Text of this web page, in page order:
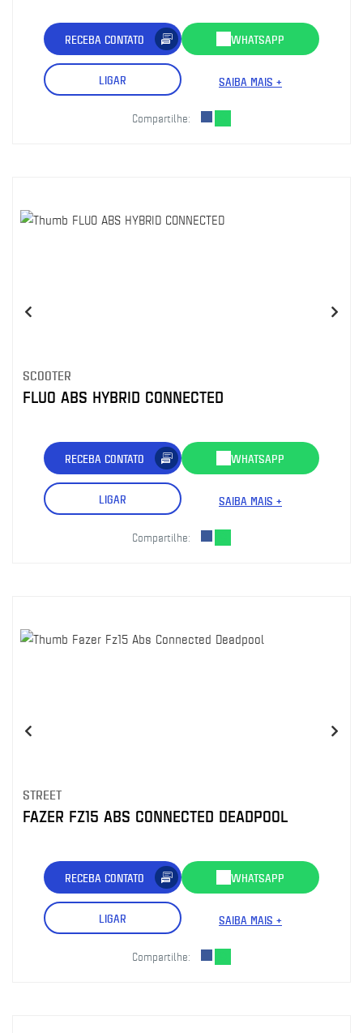
RECEBA CONTATO WHATSAPP
LIGAR SAIBA MAIS +
Compartilhe:
SCOOTER
FLUO ABS HYBRID CONNECTED
RECEBA CONTATO WHATSAPP
LIGAR SAIBA MAIS +
Compartilhe:
STREET
FAZER FZ15 ABS CONNECTED DEADPOOL
RECEBA CONTATO WHATSAPP
LIGAR SAIBA MAIS +
Compartilhe: